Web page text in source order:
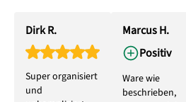
Dirk R.
Super organisiert
und
Marcus H.
Positiv
Ware wie
beschrieben,